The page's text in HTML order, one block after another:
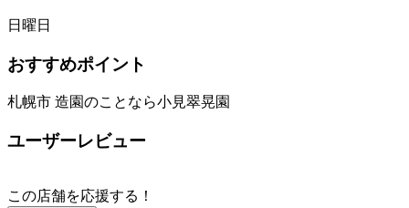
日曜日
おすすめポイント
札幌市 造園のことなら小見翠晃園
ユーザーレビュー
この店舗を応援する！